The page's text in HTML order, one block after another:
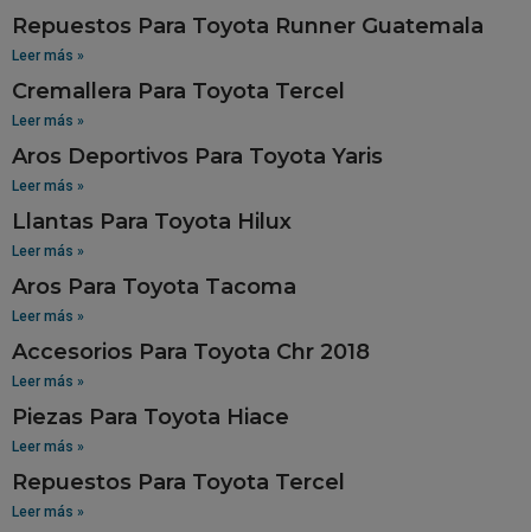
Repuestos Para Toyota Runner Guatemala
Leer más »
Cremallera Para Toyota Tercel
Leer más »
Aros Deportivos Para Toyota Yaris
Leer más »
Llantas Para Toyota Hilux
Leer más »
Aros Para Toyota Tacoma
Leer más »
Accesorios Para Toyota Chr 2018
Leer más »
Piezas Para Toyota Hiace
Leer más »
Repuestos Para Toyota Tercel
Leer más »